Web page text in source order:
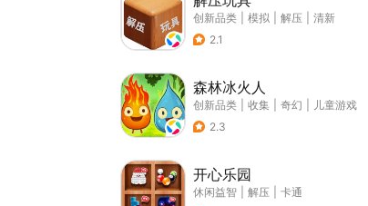
创新品类 模拟 解压
清新
2.1
森林冰火人
创新品类 收集 奇幻
儿童游戏
2.3
开心乐园
休闲益智 解压
卡通